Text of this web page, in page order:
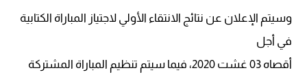
وسيتم الإعلان عن نتائج الانتقاء الأولي لاجتياز المباراة الكتابية
في أجل
أقصاه 03 غشت 2020، فيما سيتم تنظيم المباراة المشتركة